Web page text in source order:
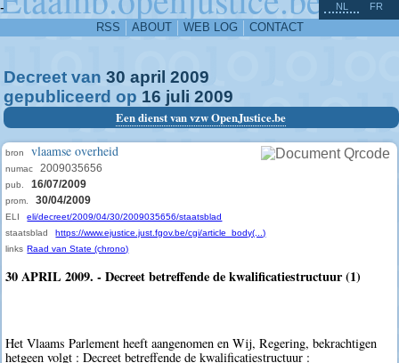
-
RSS ABOUT WEB LOG CONTACT
NL FR
Decreet van 30 april 2009
gepubliceerd op 16 juli 2009
Een dienst van vzw OpenJustice.be
bron vlaamse overheid
numac 2009035656
pub. 16/07/2009
prom. 30/04/2009
ELI
eli/decreet/2009/04/30/2009035656/staatsblad
staatsblad
https://www.ejustice.just.fgov.be/cgi/article_body(...)
links Raad van State (chrono)
30 APRIL 2009. - Decreet betreffende de kwalificatiestructuur (1)
Het Vlaams Parlement heeft aangenomen en Wij, Regering, bekrachtigen
hetgeen volgt : Decreet betreffende de kwalificatiestructuur :
^